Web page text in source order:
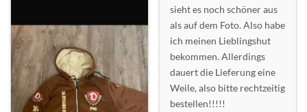
sieht es noch schöner aus
als auf dem Foto. Also habe
ich meinen Lieblingshut
bekommen. Allerdings
dauert die Lieferung eine
Weile, also bitte rechtzeitig
bestellen!!!!!